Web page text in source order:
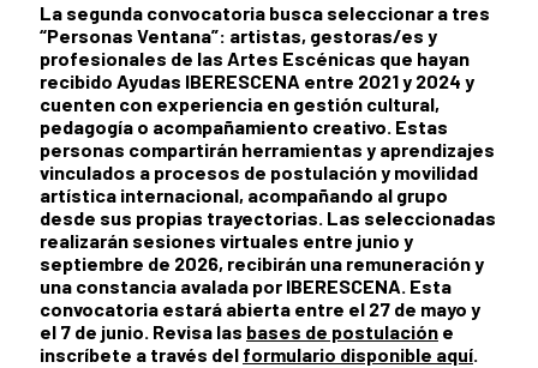
La segunda convocatoria busca seleccionar a tres
“Personas Ventana”: artistas, gestoras/es y
profesionales de las Artes Escénicas que hayan
recibido Ayudas IBERESCENA entre 2021 y 2024 y
cuenten con experiencia en gestión cultural,
pedagogía o acompañamiento creativo. Estas
personas compartirán herramientas y aprendizajes
vinculados a procesos de postulación y movilidad
artística internacional, acompañando al grupo
desde sus propias trayectorias. Las seleccionadas
realizarán sesiones virtuales entre junio y
septiembre de 2026, recibirán una remuneración y
una constancia avalada por IBERESCENA. Esta
convocatoria estará abierta entre el 27 de mayo y
el 7 de junio. Revisa las bases de postulación e
inscríbete a través del formulario disponible aquí.